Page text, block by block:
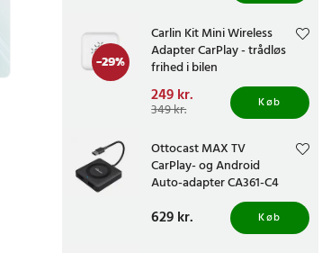
-29%
Carlin Kit Mini Wireless
Adapter CarPlay - trådløs
frihed i bilen
Nuværende pris:
249 kr. Tidligere pris:349 kr.
249 kr.
349 kr. Køb
Ottocast MAX TV
CarPlay- og Android
Auto-adapter CA361-C4
Pris:629 kr.
629 kr. Køb